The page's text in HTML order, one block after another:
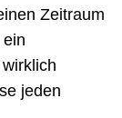
Zeitraum
jeden